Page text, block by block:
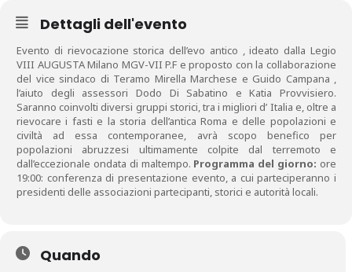
Dettagli dell'evento
Evento di rievocazione storica dell’evo antico , ideato dalla Legio
VIII AUGUSTA Milano MGV-VII P.F e proposto con la collaborazione
del vice sindaco di Teramo Mirella Marchese e Guido Campana ,
l’aiuto degli assessori Dodo Di Sabatino e Katia Provvisiero.
Saranno coinvolti diversi gruppi storici, tra i migliori d’ Italia e, oltre a
rievocare i fasti e la storia dell’antica Roma e delle popolazioni e
civiltà ad essa contemporanee, avrà scopo benefico per
popolazioni abruzzesi ultimamente colpite dal terremoto e
dall’eccezionale ondata di maltempo. Programma del giorno: ore
19:00: conferenza di presentazione evento, a cui parteciperanno i
presidenti delle associazioni partecipanti, storici e autorità locali.
Quando